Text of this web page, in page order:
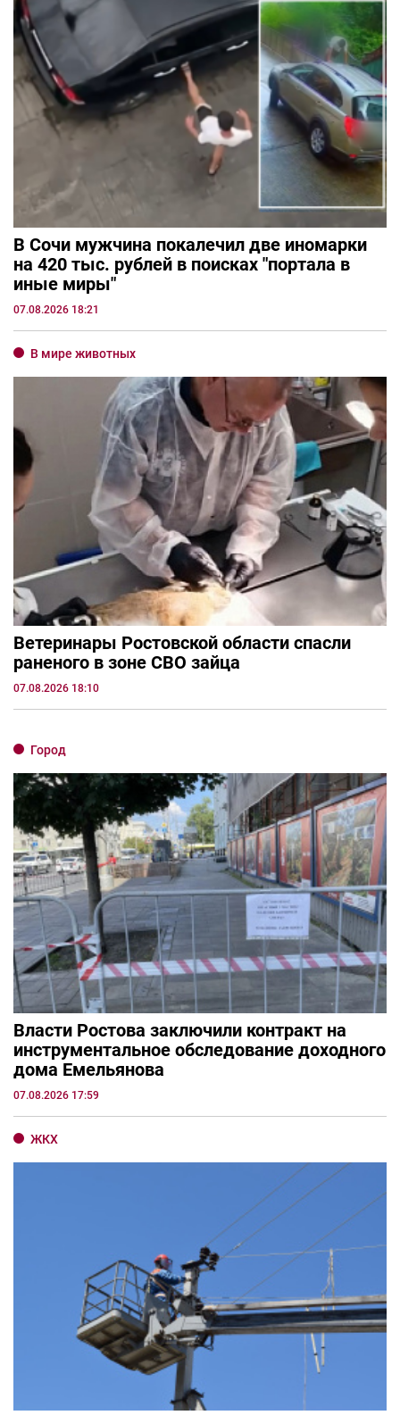
В Сочи мужчина покалечил две иномарки
на 420 тыс. рублей в поисках "портала в
иные миры"
07.08.2026 18:21
В мире животных
Ветеринары Ростовской области спасли
раненого в зоне СВО зайца
07.08.2026 18:10
Город
Власти Ростова заключили контракт на
инструментальное обследование доходного
дома Емельянова
07.08.2026 17:59
ЖКХ